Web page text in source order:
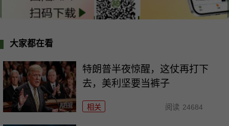
大家都在看
特朗普半夜惊醒，这仗再打下
去，美利坚要当裤子
相关 阅读 24684